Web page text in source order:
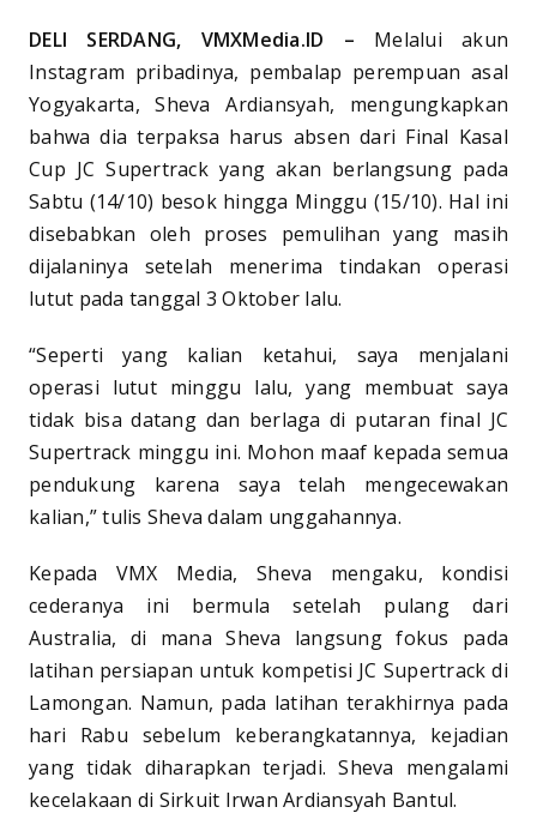
DELI SERDANG, VMXMedia.ID – Melalui akun
Instagram pribadinya, pembalap perempuan asal
Yogyakarta, Sheva Ardiansyah, mengungkapkan
bahwa dia terpaksa harus absen dari Final Kasal
Cup JC Supertrack yang akan berlangsung pada
Sabtu (14/10) besok hingga Minggu (15/10). Hal ini
disebabkan oleh proses pemulihan yang masih
dijalaninya setelah menerima tindakan operasi
lutut pada tanggal 3 Oktober lalu.
“Seperti yang kalian ketahui, saya menjalani
operasi lutut minggu lalu, yang membuat saya
tidak bisa datang dan berlaga di putaran final JC
Supertrack minggu ini. Mohon maaf kepada semua
pendukung karena saya telah mengecewakan
kalian,” tulis Sheva dalam unggahannya.
Kepada VMX Media, Sheva mengaku, kondisi
cederanya ini bermula setelah pulang dari
Australia, di mana Sheva langsung fokus pada
latihan persiapan untuk kompetisi JC Supertrack di
Lamongan. Namun, pada latihan terakhirnya pada
hari Rabu sebelum keberangkatannya, kejadian
yang tidak diharapkan terjadi. Sheva mengalami
kecelakaan di Sirkuit Irwan Ardiansyah Bantul.